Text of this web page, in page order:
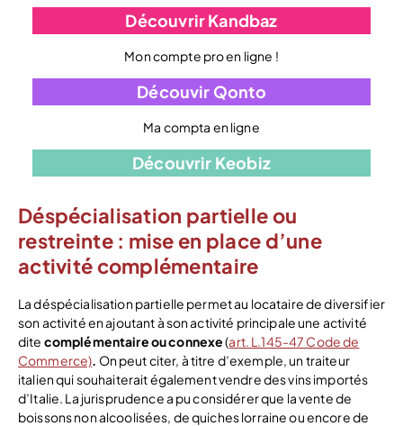
Découvrir Kandbaz
Mon compte pro en ligne !
Découvir Qonto
Ma compta en ligne
Découvrir Keobiz
Déspécialisation partielle ou
restreinte : mise en place d’une
activité complémentaire
La déspécialisation partielle permet au locataire de diversifier
son activité en ajoutant à son activité principale une activité
dite complémentaire ou connexe(art. L.145-47 Code de
Commerce). On peut citer, à titre d’exemple, un traiteur
italien qui souhaiterait également vendre des vins importés
d’Italie. La jurisprudence a pu considérer que la vente de
boissons non alcoolisées, de quiches lorraine ou encore de